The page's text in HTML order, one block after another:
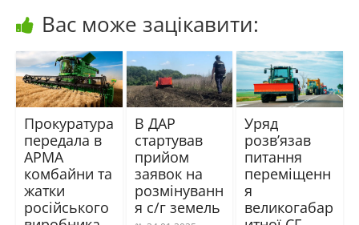
Вас може зацікавити:
Прокуратура
передала в
АРМА
комбайни та
жатки
російського
В ДАР
стартував
прийом
заявок на
розмінуванн
я с/г земель
Уряд
розв’язав
питання
переміщенн
я
великогабар